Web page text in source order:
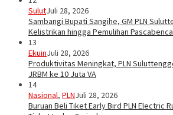
SulutJuli 28, 2026
Sambangi Bupati Sangihe, GM PLN
Kelistrikan hingga Pemulihan
13
EkuinJuli 28, 2026
Produktivitas Meningkat, PLN
JRBM ke 10 Juta VA
14
Nasional, PLNJuli 28, 2026
Buruan Beli Tiket Early Bird PLN Electric